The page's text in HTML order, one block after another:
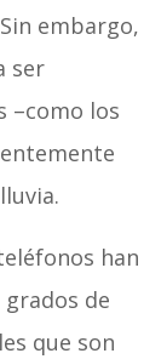
Sin embargo,
ser
–como los
han
de
que son